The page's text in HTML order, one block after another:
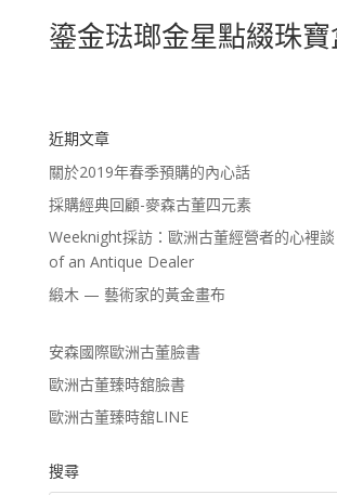
鎏金琺瑯金星點綴珠
近期文章
關於2019年春季預購的內心話
採購經典回顧-麥森古董四元素
Weeknight採訪：歐洲古董經營者的心裡
of an Antique Dealer
緞木 — 藝術家的黃金畫布
安森國際歐洲古董臉書
歐洲古董臻時舘臉書
歐洲古董臻時舘LINE
搜尋